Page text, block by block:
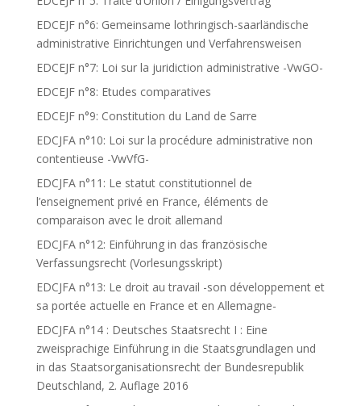
EDCEJF n°6: Gemeinsame lothringisch-saarländische
administrative Einrichtungen und Verfahrensweisen
EDCEJF n°7: Loi sur la juridiction administrative -VwGO-
EDCEJF n°8: Etudes comparatives
EDCEJF n°9: Constitution du Land de Sarre
EDCJFA n°10: Loi sur la procédure administrative non
contentieuse -VwVfG-
EDCJFA n°11: Le statut constitutionnel de
l’enseignement privé en France, éléments de
comparaison avec le droit allemand
EDCJFA n°12: Einführung in das französische
Verfassungsrecht (Vorlesungsskript)
EDCJFA n°13: Le droit au travail -son développement et
sa portée actuelle en France et en Allemagne-
EDCJFA n°14 : Deutsches Staatsrecht I : Eine
zweisprachige Einführung in die Staatsgrundlagen und
in das Staatsorganisationsrecht der Bundesrepublik
Deutschland, 2. Auflage 2016